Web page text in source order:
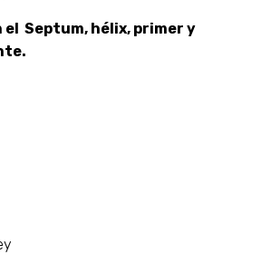
el Septum, hélix, primer y